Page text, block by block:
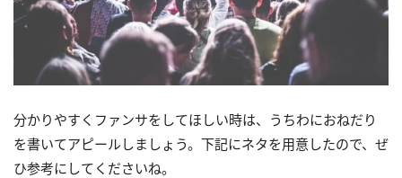
分かりやすくファンサをしてほしい時は、うちわにおねだり
を書いてアピールしましょう。下記にネタを用意したので、ぜ
ひ参考にしてくださいね。